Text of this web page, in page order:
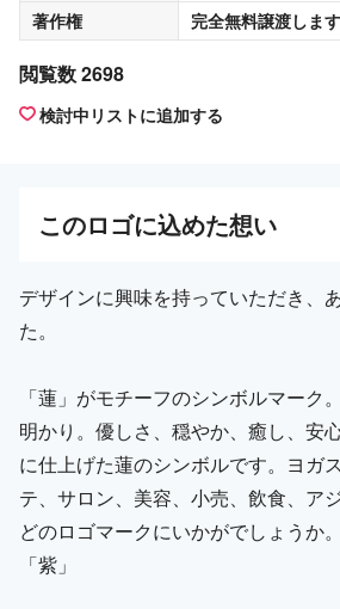
著作権
完全無料譲渡します
閲覧数 2698
検討中リストに追加する
このロゴに込めた想い
デザインに興味を持っていただき、
た。
「蓮」がモチーフのシンボルマーク
明かり。優しさ、穏やか、癒し、安
に仕上げた蓮のシンボルです。ヨガ
テ、サロン、美容、小売、飲食、ア
どのロゴマークにいかがでしょうか
「紫」